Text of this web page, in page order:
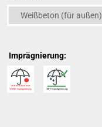
Weißbeton (für außen)
Imprägnierung: